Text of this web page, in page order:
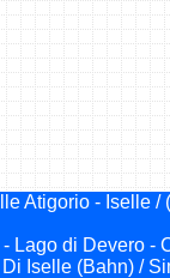
Atigorio - Iselle /
Lago di Devero -
Iselle (Bahn) /